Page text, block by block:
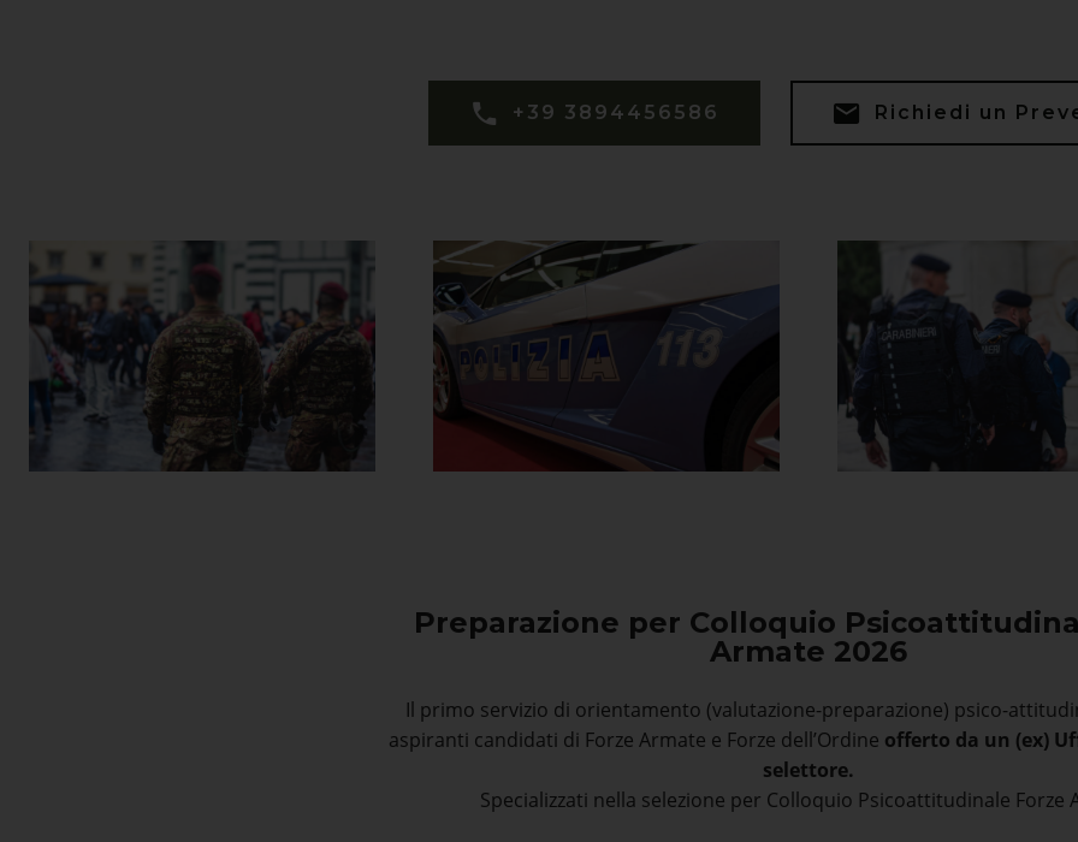
+39 3894456586 Richiedi un
Preparazione per Colloquio
Armate 2026
Il primo servizio di orientamento (valutazione-preparazione) psico-
aspiranti candidati di Forze Armate e Forze dell’Ordine offerto da un (ex)
selettore.
Specializzati nella selezione per Colloquio Psicoattitudinale Forze